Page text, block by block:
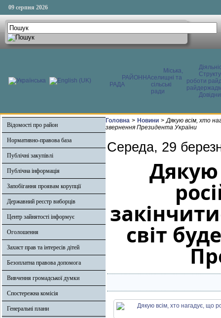
09 серпня 2026
РАЙОННА
РАДА
Міська,
селищні та
сільські
ради
роботи
Відомості про район
Нормативно-правова база
Публічні закупівлі
Публічна інформація
Запобігання проявам корупції
Державний реєстр виборців
Центр зайнятості інформує
Оголошення
Захист прав та інтересів дітей
Безоплатна правова допомога
Вивчення громадської думки
Спостережна комісія
Генеральні плани
Головна > Новини > Дякую всім, хто
звернення Президента України
Середа, 29
Дякую
світ